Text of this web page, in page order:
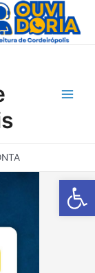
Barra de